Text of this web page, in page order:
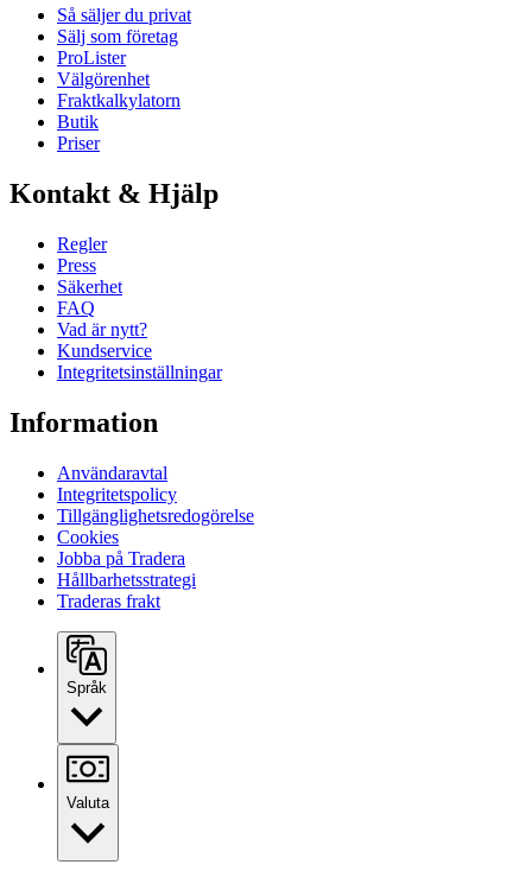
Så säljer du privat
Sälj som företag
ProLister
Välgörenhet
Fraktkalkylatorn
Butik
Priser
Kontakt & Hjälp
Regler
Press
Säkerhet
FAQ
Vad är nytt?
Kundservice
Integritetsinställningar
Information
Användaravtal
Integritetspolicy
Tillgänglighetsredogörelse
Cookies
Jobba på Tradera
Hållbarhetsstrategi
Traderas frakt
Språk
Valuta